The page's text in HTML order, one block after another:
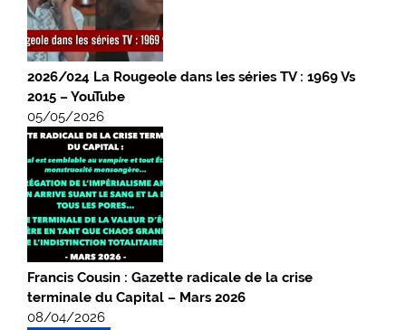
2026/024 La Rougeole dans les séries TV : 1969 Vs
2015 – YouTube
05/05/2026
Francis Cousin : Gazette radicale de la crise
terminale du Capital – Mars 2026
08/04/2026